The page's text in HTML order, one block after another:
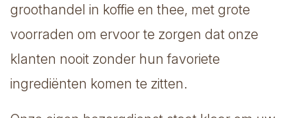
groothandel in koffie en thee, met grote
voorraden om ervoor te zorgen dat onze
klanten nooit zonder hun favoriete
ingrediënten komen te zitten.